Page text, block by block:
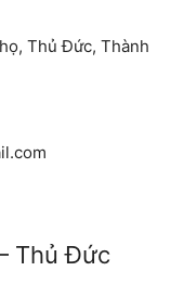
Thủ Đức, Thành
Thủ Đức